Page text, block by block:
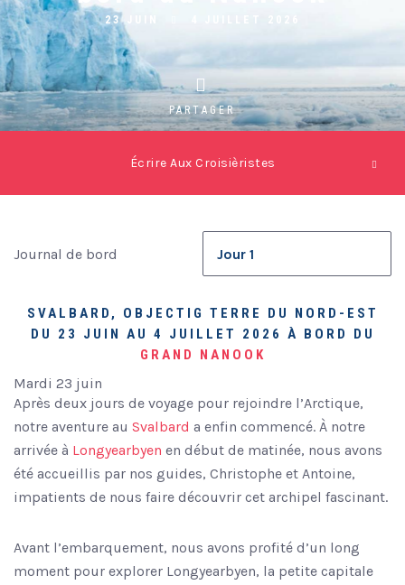
Écrire Aux Croisièristes
23 JUIN 4 JUILLET 2026
PARTAGER
Journal de bord
SVALBARD, OBJECTIG TERRE DU NORD-EST
DU 23 JUIN AU 4 JUILLET 2026 À BORD DU
GRAND NANOOK
Mardi 23 juin
Après deux jours de voyage pour rejoindre l’Arctique,
notre aventure au Svalbard a enfin commencé. À notre
arrivée à Longyearbyen en début de matinée, nous avons
été accueillis par nos guides, Christophe et Antoine,
impatients de nous faire découvrir cet archipel fascinant.
Avant l’embarquement, nous avons profité d’un long
moment pour explorer Longyearbyen, la petite capitale